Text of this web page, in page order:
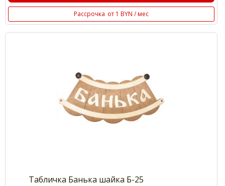
Рассрочка от 1 BYN / мес
Табличка Банька шайка Б-25